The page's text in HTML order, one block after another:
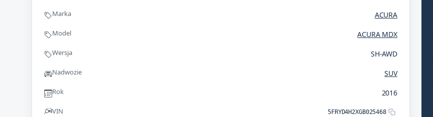
Marka ACURA
Model ACURA MDX
Wersja SH-AWD
Nadwozie SUV
Rok 2016
VIN 5FRYD4H2XGB025468